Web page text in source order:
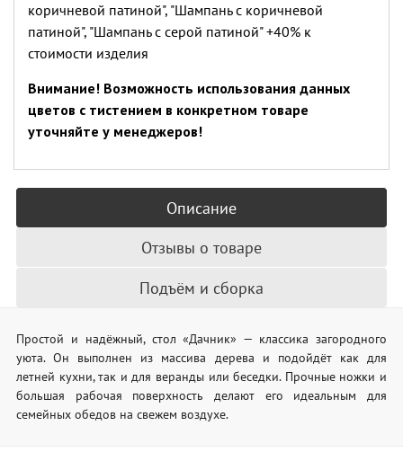
коричневой патиной", "Шампань с коричневой
патиной", "Шампань с серой патиной" +40% к
стоимости изделия
Внимание! Возможность использования данных
цветов с тистением в конкретном товаре
уточняйте у менеджеров!
Описание
Отзывы о товаре
Подъём и сборка
Простой и надёжный, стол «Дачник» — классика загородного
уюта. Он выполнен из массива дерева и подойдёт как для
летней кухни, так и для веранды или беседки. Прочные ножки и
большая рабочая поверхность делают его идеальным для
семейных обедов на свежем воздухе.